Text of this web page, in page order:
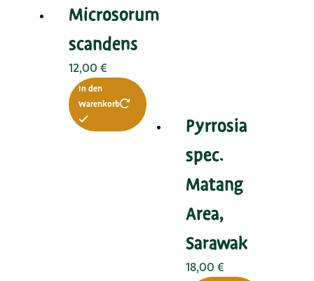
Microsorum
scandens
12,00 €
In den
Warenkorb
Pyrrosia
spec.
Matang
Area,
Sarawak
18,00 €